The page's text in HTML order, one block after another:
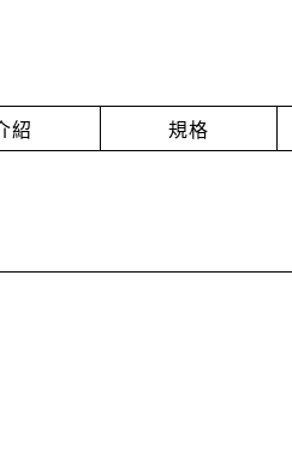
紹 規格